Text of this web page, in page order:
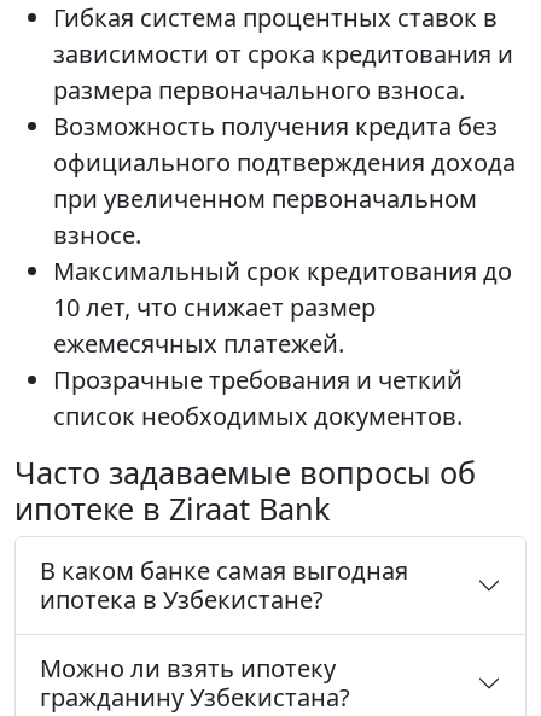
Гибкая система процентных ставок в
зависимости от срока кредитования и
размера первоначального взноса.
Возможность получения кредита без
официального подтверждения дохода
при увеличенном первоначальном
взносе.
Максимальный срок кредитования до
10 лет, что снижает размер
ежемесячных платежей.
Прозрачные требования и четкий
список необходимых документов.
Часто задаваемые вопросы об
ипотеке в Ziraat Bank
В каком банке самая выгодная
ипотека в Узбекистане?
Можно ли взять ипотеку
гражданину Узбекистана?